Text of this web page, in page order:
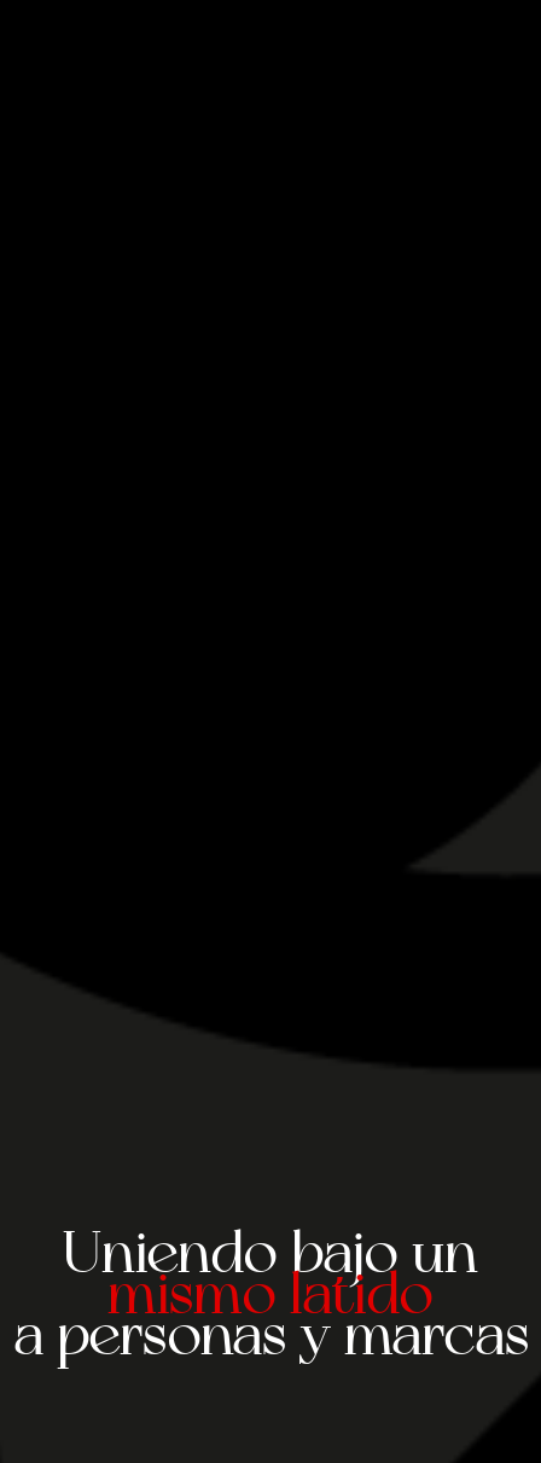
Uniendo bajo un
mismo latido
a personas y marcas